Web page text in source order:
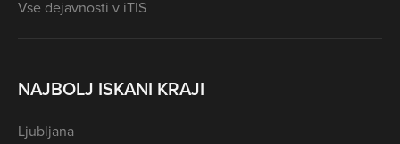
Vse dejavnosti v iTIS
NAJBOLJ ISKANI KRAJI
Ljubljana